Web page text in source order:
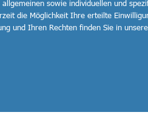
sowie individuellen und
die Möglichkeit Ihre erteilte
und Ihren Rechten finden Sie in